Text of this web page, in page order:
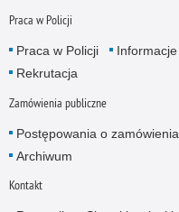
Praca w Policji
Praca w Policji Informacje
Rekrutacja
Zamówienia publiczne
Postępowania o zamówienia
Archiwum
Kontakt